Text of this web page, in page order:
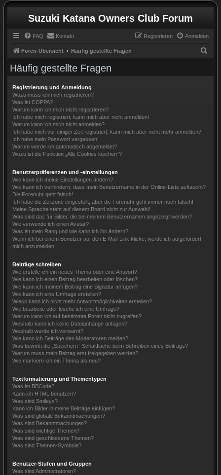
Suzuki Katana Owners Club Forum
FAQ Kontakt Anmelden
Registrieren
Foren-Übersicht Häufig gestellte Fragen
Häufig gestellte Fragen
Registrierung und Anmeldung
Wozu muss ich mich registrieren?
Was ist COPPA?
Warum kann ich mich nicht registrieren?
Ich habe mich registriert, kann mich aber nicht anmelden!
Warum kann ich mich nicht anmelden?
Ich habe mich vor einiger Zeit registriert, kann mich aber nicht mehr anmelden?!
Ich habe mein Passwort vergessen!
Warum werde ich automatisch abgemeldet?
Wozu ist die Funktion „Alle Cookies löschen“?
Benutzerpräferenzen und -einstellungen
Wie kann ich meine Einstellungen ändern?
Wie kann ich verhindern, dass mein Benutzername in der Online-Liste auftaucht?
Die Forenuhr geht falsch!
Ich habe die Zeitzone eingestellt, aber die Forenuhr geht immer noch falsch!
Meine Sprache steht auf diesem Board nicht zur Auswahl!
Was sind das für Bilder, die bei meinem Benutzernamen angezeigt werden?
Wie verwende ich einen Avatar?
Was ist mein Rang und wie kann ich ihn ändern?
Wenn ich bei einem Benutzer auf den E-Mail-Link klicke, werde ich aufgefordert,
mich anzumelden.
Beiträge schreiben
Wie erstelle ich ein neues Thema oder eine Antwort?
Wie kann ich einen Beitrag bearbeiten oder löschen?
Wie kann ich meinem Beitrag eine Signatur anfügen?
Wie kann ich eine Umfrage erstellen?
Wieso kann ich nicht mehr Antwortmöglichkeiten erstellen?
Wie bearbeite oder lösche ich eine Umfrage?
Warum kann ich auf bestimmte Foren nicht zugreifen?
Weshalb kann ich keine Dateianhänge anfügen?
Weshalb wurde ich verwarnt?
Wie kann ich Beiträge den Moderatoren melden?
Was bewirkt die „Speichern“-Schaltfläche beim Schreiben eines Beitrags?
Warum muss mein Beitrag erst freigegeben werden?
Wie markiere ich ein Thema als neu?
Textformatierung und Thementypen
Was ist BBCode?
Kann ich HTML benutzen?
Was sind Smileys?
Kann ich Bilder in meine Beiträge einfügen?
Was sind globale Bekanntmachungen?
Was sind Bekanntmachungen?
Was sind wichtige Themen?
Was sind geschlossene Themen?
Was sind Themen-Symbole?
Benutzer-Stufen und Gruppen
Was sind Administratoren?